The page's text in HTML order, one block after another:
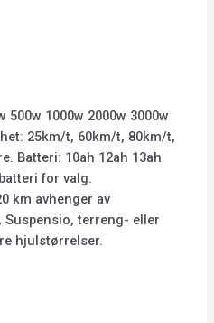
1000w 2000w 3000w
25km/t, 60km/t, 80km/t,
Batteri: 10ah 12ah 13ah
for valg.
km avhenger av
terreng- eller
hjulstørrelser.